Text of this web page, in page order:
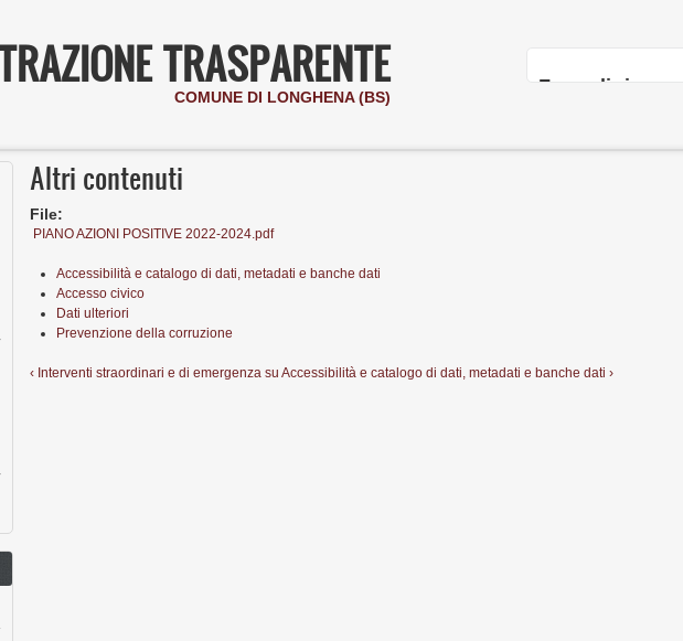
TRASPARENTE
COMUNE DI LONGHENA (BS) Form di ricerca
Altri contenuti
File:
PIANO AZIONI POSITIVE 2022-2024.pdf
Accessibilità e catalogo di dati, metadati e banche dati
Accesso civico
Dati ulteriori
Prevenzione della corruzione
‹ Interventi straordinari e di emergenza su Accessibilità e catalogo di dati, metadati e banche dati ›